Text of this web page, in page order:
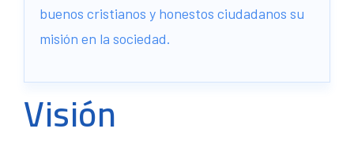
buenos cristianos y honestos ciudadanos su
misión en la sociedad.
Visión